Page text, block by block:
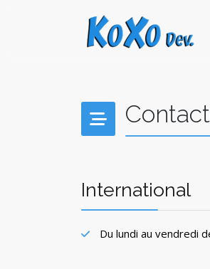
International
Du lundi au vendredi